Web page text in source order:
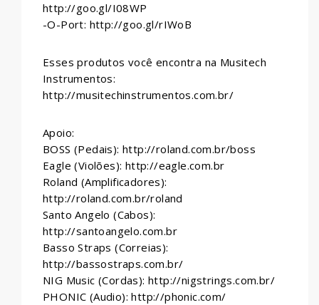
http://goo.gl/I08WP
-O-Port: http://goo.gl/rIWoB
Esses produtos você encontra na Musitech
Instrumentos:
http://musitechinstrumentos.com.br/
Apoio:
BOSS (Pedais): http://roland.com.br/boss
Eagle (Violões): http://eagle.com.br
Roland (Amplificadores):
http://roland.com.br/roland
Santo Angelo (Cabos):
http://santoangelo.com.br
Basso Straps (Correias):
http://bassostraps.com.br/
NIG Music (Cordas): http://nigstrings.com.br/
PHONIC (Audio): http://phonic.com/